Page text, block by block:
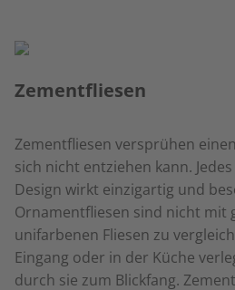
Zementfliesen
Zementfliesen versprühen
sich nicht entziehen kann.
Design wirkt einzigartig und
Ornamentfliesen sind nicht mit
unifarbenen Fliesen zu
Eingang oder in der Küche
durch sie zum Blickfang.